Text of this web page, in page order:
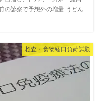
の診察で予想外の増量 うどん
検査・食物経口負荷試験